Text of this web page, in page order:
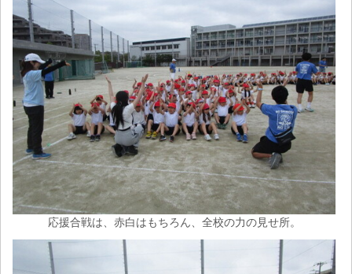
応援合戦は、赤白はもちろん、全校の力の見せ所。